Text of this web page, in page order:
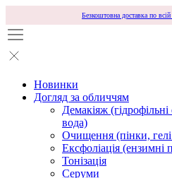
Безкоштовна доставка по
Новинки
Догляд за обличчям
Демакіяж
вода)
Очищення (пінки,
Ексфоліація (ензимні
Тонізація
Серуми